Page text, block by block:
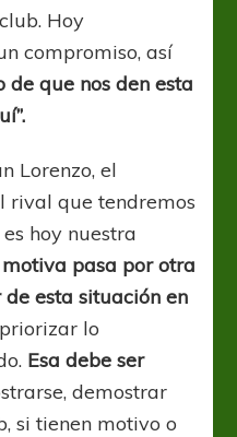
Hoy
compromiso, así
de que nos den esta
Lorenzo, el
rival que tendremos
hoy nuestra
motiva pasa por otra
esta situación en
lo
Esa debe ser
demostrar
si tienen motivo o